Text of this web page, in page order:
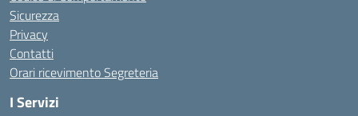
Sicurezza
Privacy
Contatti
Orari ricevimento Segreteria
I Servizi